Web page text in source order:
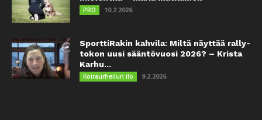
PRO 10.2.2026
SporttiRakin kahvila: Miltä näyttää rally-
tokon uusi sääntövuosi 2026? – Krista
Karhu...
Koiraurheilun ilo 9.2.2026